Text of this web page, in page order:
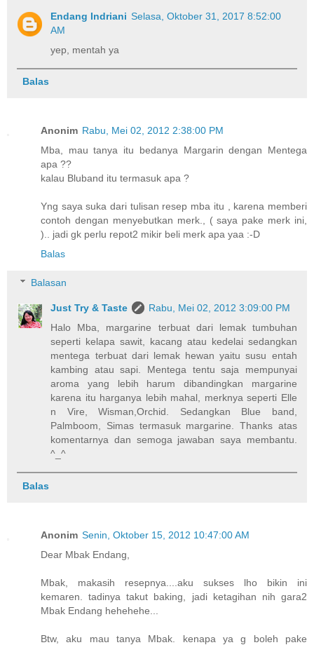
Endang Indriani Selasa, Oktober 31, 2017 8:52:00
AM
yep, mentah ya
Balas
Anonim Rabu, Mei 02, 2012 2:38:00 PM
Mba, mau tanya itu bedanya Margarin dengan Mentega
apa ??
kalau Bluband itu termasuk apa ?
Yng saya suka dari tulisan resep mba itu , karena memberi
contoh dengan menyebutkan merk., ( saya pake merk ini,
).. jadi gk perlu repot2 mikir beli merk apa yaa :-D
Balas
Balasan
Just Try & Taste
Rabu, Mei 02, 2012 3:09:00 PM
Halo Mba, margarine terbuat dari lemak tumbuhan
seperti kelapa sawit, kacang atau kedelai sedangkan
mentega terbuat dari lemak hewan yaitu susu entah
kambing atau sapi. Mentega tentu saja mempunyai
aroma yang lebih harum dibandingkan margarine
karena itu harganya lebih mahal, merknya seperti Elle
n Vire, Wisman,Orchid. Sedangkan Blue band,
Palmboom, Simas termasuk margarine. Thanks atas
komentarnya dan semoga jawaban saya membantu.
^_^
Balas
Anonim Senin, Oktober 15, 2012 10:47:00 AM
Dear Mbak Endang,
Mbak, makasih resepnya....aku sukses lho bikin ini
kemaren. tadinya takut baking, jadi ketagihan nih gara2
Mbak Endang hehehehe...
Btw, aku mau tanya Mbak. kenapa ya g boleh pake